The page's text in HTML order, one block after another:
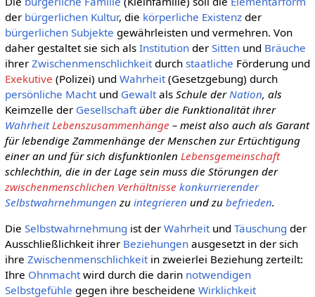
der bürgerlichen Kultur, die körperliche Existenzder
bürgerlichen Subjekte gewährleisten und vermehren. Von
daher gestaltet sie sich als Institutionder Sittenund Bräuche
ihrer Zwischenmenschlichkeitdurch staatliche Förderung und
Exekutive (Polizei) und Wahrheit(Gesetzgebung) durch
persönliche Machtund Gewaltals Schule der Nation, als
Keimzelle der Gesellschaftüber die Funktionalität ihrer
Wahrheit Lebenszusammenhänge – meist also auch als Garant
für lebendige Zammenhänge der Menschen zur Ertüchtigung
einer an und für sich disfunktionlen Lebensgemeinschaft
schlechthin, die in der Lage sein muss die Störungen der
zwischenmenschlichen Verhältnisse konkurrierender
Selbstwahrnehmungen zu integrieren und zu befrieden.
Die Selbstwahrnehmung ist der Wahrheitund Täuschung der
Ausschließlichkeit ihrer Beziehungenausgesetzt in der sich
ihre Zwischenmenschlichkeitin zweierlei Beziehung zerteilt:
Ihre Ohnmachtwird durch die darin notwendigen
Selbstgefühle gegen ihre bescheidene Wirklichkeit